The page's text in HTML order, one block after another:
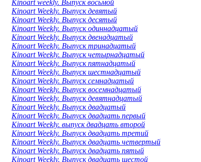
Kinoart weekly. Выпуск восьмой
Kinoart Weekly. Выпуск девятый
Kinoart Weekly. Выпуск десятый
Kinoart Weekly. Выпуск одиннадцатый
Kinoart Weekly. Выпуск двенадцатый
Kinoart Weekly. Выпуск тринадцатый
Kinoart Weekly. Выпуск четырнадцатый
Kinoart Weekly. Выпуск пятнадцатый
Kinoart Weekly. Выпуск шестнадцатый
Kinoart Weekly. Выпуск семнадцатый
Kinoart Weekly. Выпуск восемнадцатый
Kinoart Weekly. Выпуск девятнадцатый
Kinoart Weekly. Выпуск двадцатый
Kinoart Weekly. Выпуск двадцать первый
Kinoart Weekly. выпуск двадцать второй
Kinoart Weekly. Выпуск двадцать третий
Kinoart Weekly. Выпуск двадцать четвертый
Kinoart Weekly. Выпуск двадцать пятый
Kinoart Weekly. Выпуск двадцать шестой